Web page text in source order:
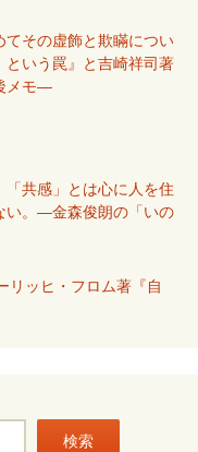
てその虚飾と欺瞞につい
いう罠』と吉崎祥司著
メモ―
「共感」とは心に人を住
い。―金森俊朗の「いの
ッヒ・フロム著『自
検索